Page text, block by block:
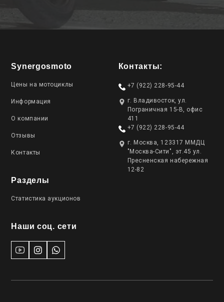
Synergosmoto
Цены на мотоциклы
Информация
О компании
Отзывы
Контакты
Разделы
Статистика аукционов
Наши соц. сети
Контакты:
+7 (922) 228-95-44
г. Владивосток, ул.
Пограничная 15-В, офис
411
+7 (922) 228-95-44
г. Москва, 123317 ММДЦ
"Москва-Сити", эт.45 ул.
Пресненская набережная
12-82